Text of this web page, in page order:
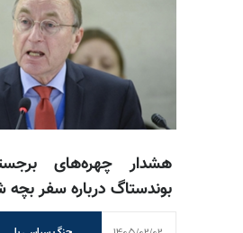
هشدار چهره‌های
بوندستاگ درباره سفر بچه